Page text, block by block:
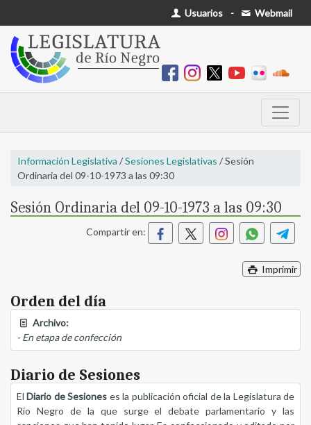
Usuarios - Webmail
Información Legislativa /Sesiones Legislativas / Sesión
Ordinaria del 09-10-1973 a las 09:30
Sesión Ordinaria del 09-10-1973 a las 09:30
Compartir en:
Imprimir
Orden del día
Archivo:
- En etapa de confección
Diario de Sesiones
ElDiario de Sesiones es la publicación oficial de la Legislatura de
Río Negro de la que surge el debate parlamentario y las